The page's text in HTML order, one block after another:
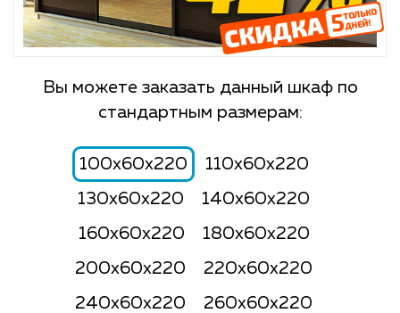
Вы можете заказать данный шкаф по
стандартным размерам:
100x60x220
110x60x220
130x60x220
140x60x220
160x60x220
180x60x220
200x60x220
220x60x220
240x60x220
260x60x220